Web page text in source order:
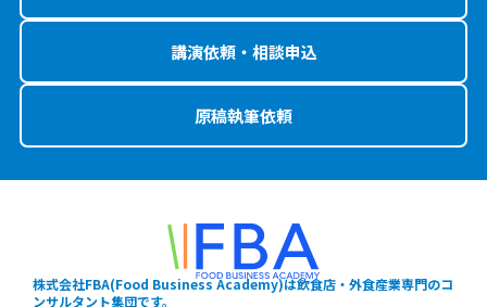
講演依頼・相談申込
原稿執筆依頼
株式会社FBA(Food Business Academy)は飲食店・外食産業専門のコ
ンサルタント集団です。